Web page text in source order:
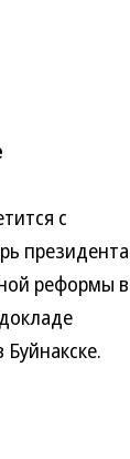
с
президента
реформы в